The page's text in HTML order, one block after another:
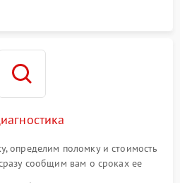
определим поломку и стоимость
сообщим вам о сроках ее